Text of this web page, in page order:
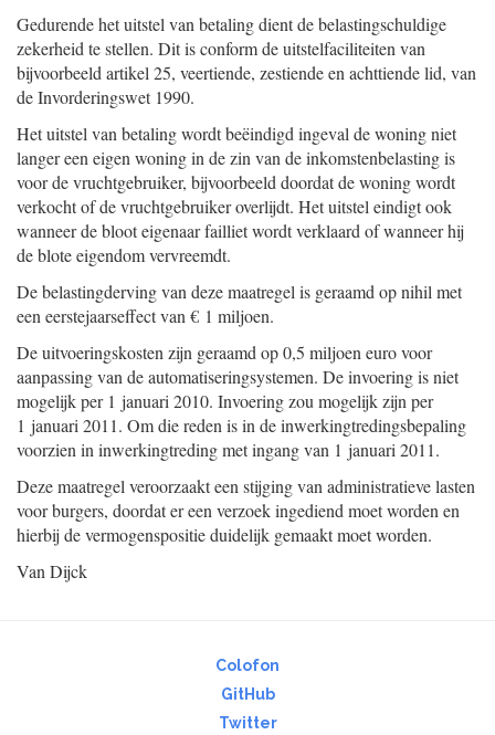
Gedurende het uitstel van betaling dient de belastingschuldige
zekerheid te stellen. Dit is conform de uitstelfaciliteiten van
bijvoorbeeld artikel 25, veertiende, zestiende en achttiende lid, van
de Invorderingswet 1990.
Het uitstel van betaling wordt beëindigd ingeval de woning niet
langer een eigen woning in de zin van de inkomstenbelasting is
voor de vruchtgebruiker, bijvoorbeeld doordat de woning wordt
verkocht of de vruchtgebruiker overlijdt. Het uitstel eindigt ook
wanneer de bloot eigenaar failliet wordt verklaard of wanneer hij
de blote eigendom vervreemdt.
De belastingderving van deze maatregel is geraamd op nihil met
een eerstejaarseffect van € 1 miljoen.
De uitvoeringskosten zijn geraamd op 0,5 miljoen euro voor
aanpassing van de automatiseringsystemen. De invoering is niet
mogelijk per 1 januari 2010. Invoering zou mogelijk zijn per
1 januari 2011. Om die reden is in de inwerkingtredingsbepaling
voorzien in inwerkingtreding met ingang van 1 januari 2011.
Deze maatregel veroorzaakt een stijging van administratieve lasten
voor burgers, doordat er een verzoek ingediend moet worden en
hierbij de vermogenspositie duidelijk gemaakt moet worden.
Van Dijck
Colofon
GitHub
Twitter